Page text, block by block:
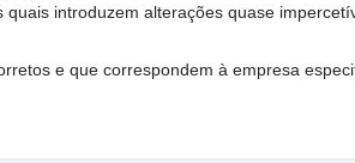
introduzem alterações quase
e que correspondem à empresa